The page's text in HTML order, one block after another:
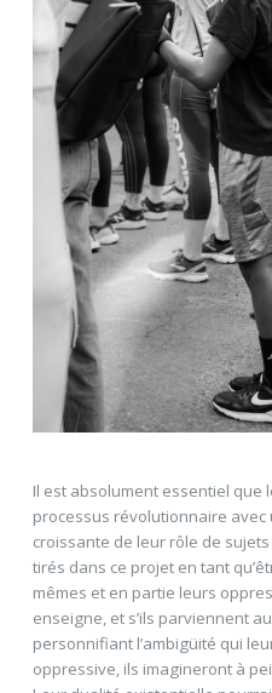
Il est absolument essentiel que
processus révolutionnaire avec
croissante de leur rôle de
tirés dans ce projet en tant
mêmes et en partie leurs
enseigne, et s’ils parviennent
personnifiant l’ambigüité qui
oppressive, ils imagineront à